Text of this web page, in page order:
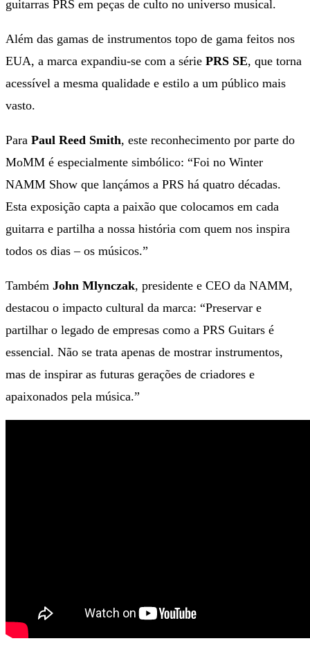
guitarras PRS em peças de culto no universo musical.
Além das gamas de instrumentos topo de gama feitos nos
EUA, a marca expandiu-se com a série PRS SE, que torna
acessível a mesma qualidade e estilo a um público mais
vasto.
Para Paul Reed Smith, este reconhecimento por parte do
MoMM é especialmente simbólico: “Foi no Winter
NAMM Show que lançámos a PRS há quatro décadas.
Esta exposição capta a paixão que colocamos em cada
guitarra e partilha a nossa história com quem nos inspira
todos os dias – os músicos.”
Também John Mlynczak, presidente e CEO da NAMM,
destacou o impacto cultural da marca: “Preservar e
partilhar o legado de empresas como a PRS Guitars é
essencial. Não se trata apenas de mostrar instrumentos,
mas de inspirar as futuras gerações de criadores e
apaixonados pela música.”